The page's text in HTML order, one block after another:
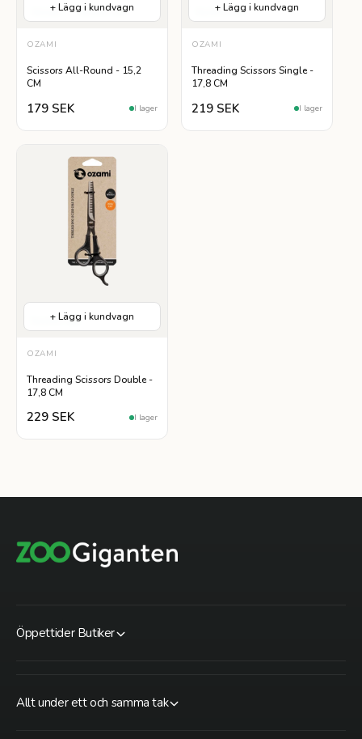
Slitstark Rostfritt Stål
+ Lägg i kundvagn
OZAMI
Scissors All-Round - 15,2
CM
179 SEK I lager
Rostfritt Stål
+ Lägg i kundvagn
OZAMI
Threading Scissors Single -
17,8 CM
219 SEK I lager
Rostfritt Stål
+ Lägg i kundvagn
OZAMI
Threading Scissors Double -
17,8 CM
229 SEK I lager
Öppettider Butiker
Allt under ett och samma tak